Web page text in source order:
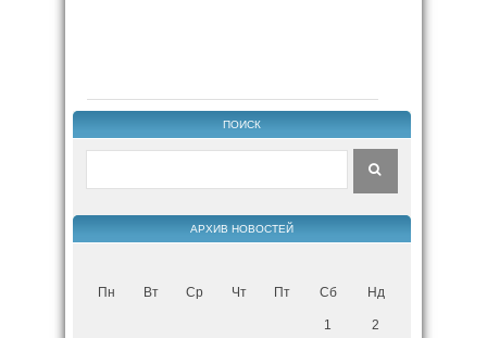
ПОИСК
АРХИВ НОВОСТЕЙ
Пн Вт Ср Чт Пт Сб Нд
1 2